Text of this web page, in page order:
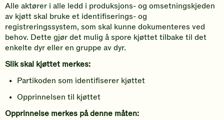
Alle aktører i alle ledd i produksjons- og omsetningskjeden
av kjøtt skal bruke et identifiserings- og
registreringssystem, som skal kunne dokumenteres ved
behov. Dette gjør det mulig å spore kjøttet tilbake til det
enkelte dyr eller en gruppe av dyr.
Slik skal kjøttet merkes:
Partikoden som identifiserer kjøttet
Opprinnelsen til kjøttet
Opprinnelse merkes på denne måten: